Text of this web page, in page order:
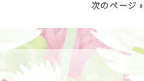
次のページ »